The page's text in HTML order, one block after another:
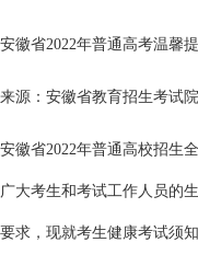
安徽省2022年普通高考温
来源：安徽省教育招生考试院
安徽省2022年普通高校招生
广大考生和考试工作人员的
要求，现就考生健康考试须